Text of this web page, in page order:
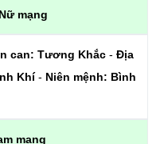
mạng
can: Tương Khắc- Địa
Khí- Niên mệnh: Bình
mạng